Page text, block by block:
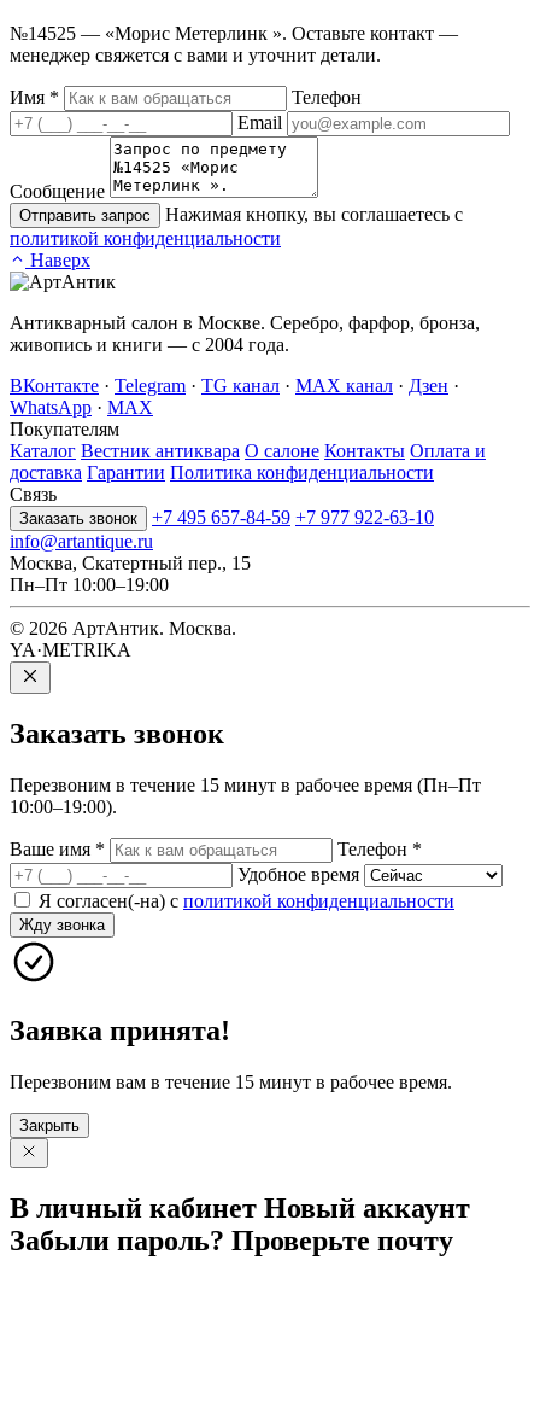
№14525 — «Морис Метерлинк ». Оставьте контакт —
менеджер свяжется с вами и уточнит детали.
Имя *
Телефон
Email
Сообщение
Отправить запрос
Нажимая кнопку, вы соглашаетесь с
политикой конфиденциальности
Наверх
Антикварный салон в Москве. Серебро, фарфор, бронза,
живопись и книги — с 2004 года.
ВКонтакте · Telegram · TG канал · MAX канал · Дзен ·
WhatsApp · MAX
Покупателям
Каталог Вестник антиквара О салоне Контакты Оплата и
доставка Гарантии Политика конфиденциальности
Связь
Заказать звонок +7 495 657-84-59 +7 977 922-63-10
info@artantique.ru
Москва, Скатертный пер., 15
Пн–Пт 10:00–19:00
© 2026 АртАнтик. Москва.
YA·METRIKA
Заказать звонок
Перезвоним в течение 15 минут в рабочее время (Пн–Пт
10:00–19:00).
Ваше имя * Телефон *
Удобное время
Я согласен(-на) с политикой конфиденциальности
Жду звонка
Заявка принята!
Перезвоним вам в течение 15 минут в рабочее время.
Закрыть
В личный кабинет Новый аккаунт
Забыли пароль? Проверьте почту